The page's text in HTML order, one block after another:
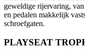
geweldige rijervaring,
en pedalen makkelijk
schroefgaten.
PLAYSEAT